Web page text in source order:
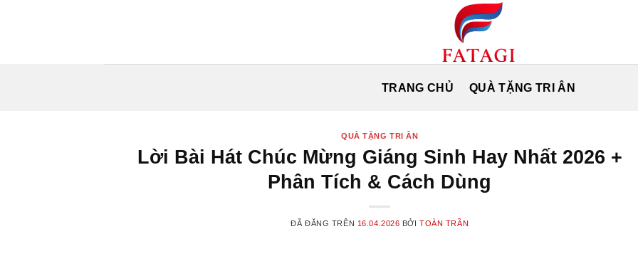
TRANG CHỦ QUÀ TẶNG TRI ÂN
QUÀ TẶNG TRI ÂN
Lời Bài Hát Chúc Mừng Giáng Sinh Hay Nhất 2026 +
Phân Tích & Cách Dùng
ĐÃ ĐĂNG TRÊN 16.04.2026 BỞITOÀN TRẦN